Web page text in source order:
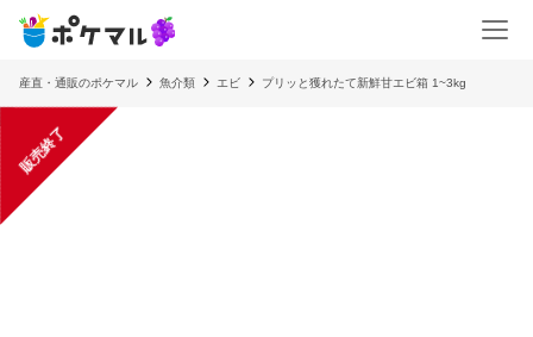
産直・通販のポケマル 魚介類 エビ プリッと獲れたて新鮮甘エビ箱 1~3kg
販売終了